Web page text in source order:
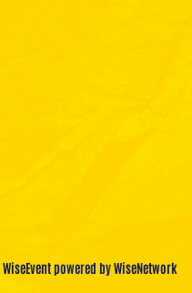
WiseEventpowered byWiseNetwork